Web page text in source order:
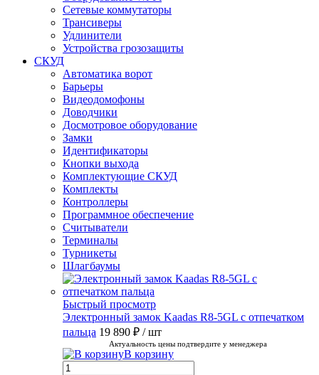
Сетевые коммутаторы
Трансиверы
Удлинители
Устройства грозозащиты
СКУД
Автоматика ворот
Барьеры
Видеодомофоны
Доводчики
Досмотровое оборудование
Замки
Идентификаторы
Кнопки выхода
Комплектующие СКУД
Комплекты
Контроллеры
Программное обеспечение
Считыватели
Терминалы
Турникеты
Шлагбаумы
Быстрый просмотр
Электронный замок Kaadas R8-5GL с отпечатком
пальца 19 890 ₽ / шт
Актуальность цены подтвердите у менеджера
В корзину